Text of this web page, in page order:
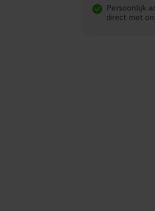
check
Persoonlijk
direct met